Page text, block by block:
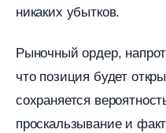
никаких убытков.
Рыночный ордер,
что позиция будет
сохраняется
проскальзывание и